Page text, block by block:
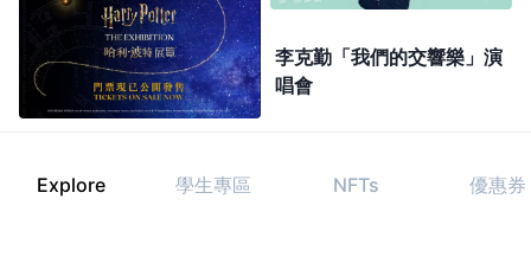
李克勤「我們的交響樂」演
唱會
Explore 學生專區 NFTs 優惠券